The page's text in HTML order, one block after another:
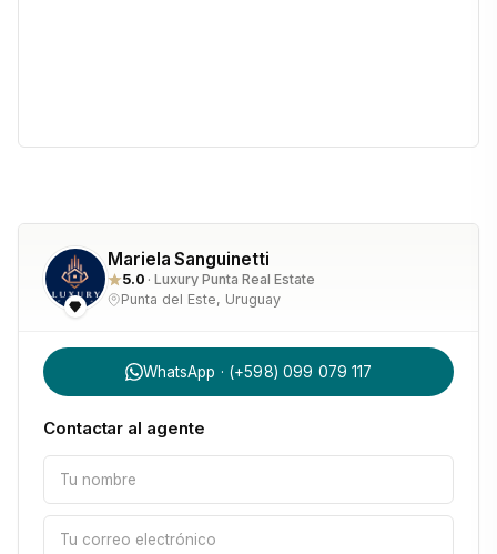
Mariela Sanguinetti
5.0 · Luxury Punta Real Estate
Punta del Este, Uruguay
WhatsApp · (+598) 099 079 117
Contactar al agente